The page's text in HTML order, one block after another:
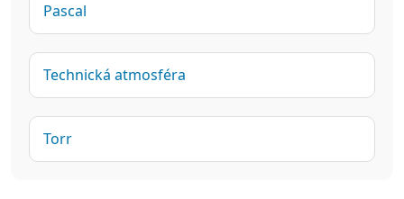
Pascal
Technická atmosféra
Torr